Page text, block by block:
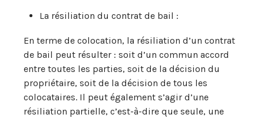
La résiliation du contrat de bail :
En terme de colocation, la résiliation d’un contrat
de bail peut résulter : soit d’un commun accord
entre toutes les parties, soit de la décision du
propriétaire, soit de la décision de tous les
colocataires. Il peut également s’agir d’une
résiliation partielle, c’est-à-dire que seule, une